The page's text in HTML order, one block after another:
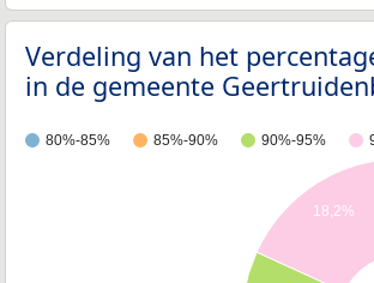
Verdeling van het
in de gemeente
80%-85% 85%-90% 90%-95%
18,2%